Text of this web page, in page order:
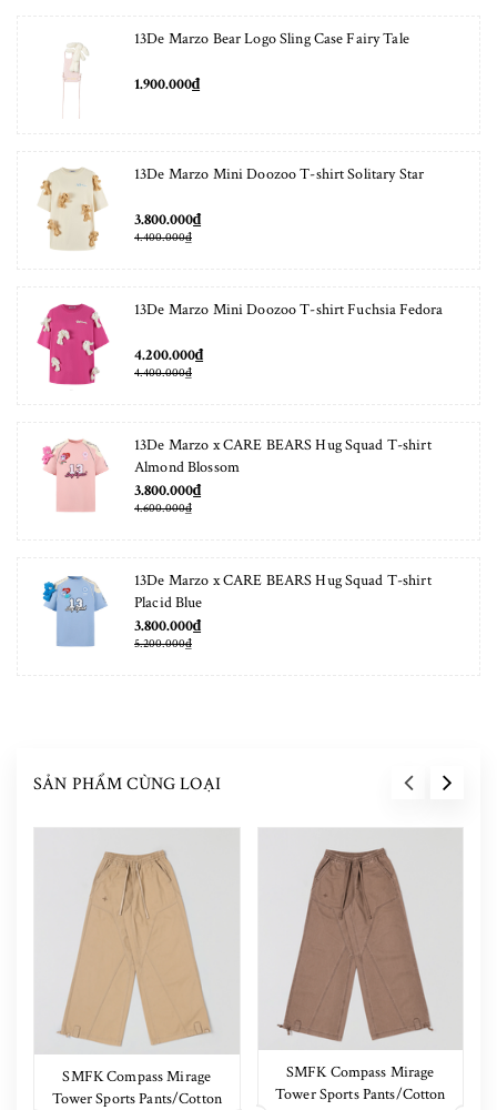
13De Marzo Bear Logo Sling Case Fairy Tale
1.900.000₫
13De Marzo Mini Doozoo T-shirt Solitary Star
3.800.000₫
4.400.000₫
13De Marzo Mini Doozoo T-shirt Fuchsia Fedora
4.200.000₫
4.400.000₫
13De Marzo x CARE BEARS Hug Squad T-shirt
Almond Blossom
3.800.000₫
4.600.000₫
13De Marzo x CARE BEARS Hug Squad T-shirt
Placid Blue
3.800.000₫
5.200.000₫
SẢN PHẨM CÙNG LOẠI
SMFK Compass Mirage
Tower Sports Pants/Cotton
SMFK Compass Mirage
Tower Sports Pants/Cotton